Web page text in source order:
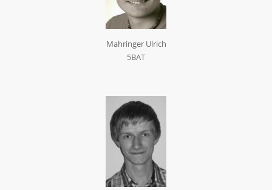
Mahringer Ulrich
5BAT